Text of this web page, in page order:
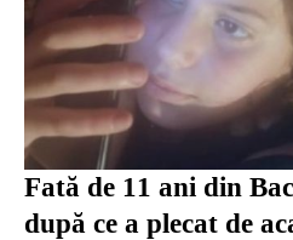
Fată de 11 ani din
după ce a plecat de